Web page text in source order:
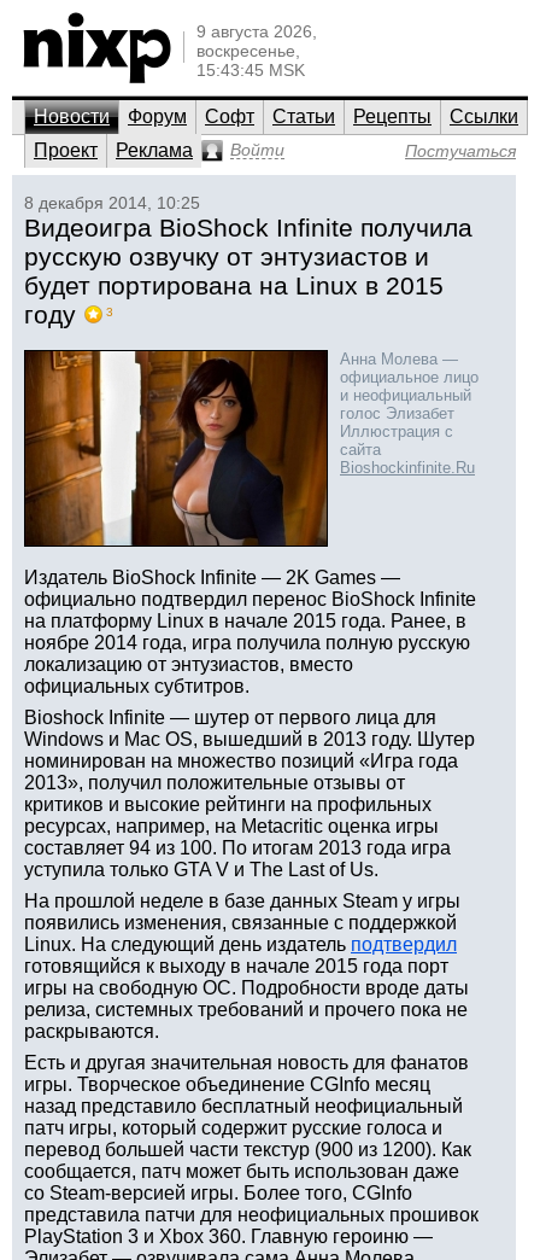
9 августа 2026,
воскресенье,
15:43:45 MSK
Новости Форум Софт Статьи Рецепты
Ссылки
Проект
Реклама Войти Постучаться
8 декабря 2014, 10:25
Видеоигра BioShock Infinite получила
русскую озвучку от энтузиастов и
будет портирована на Linux в 2015
году
3
Анна Молева —
официальное лицо
и неофициальный
голос Элизабет
Иллюстрация с
сайта
Bioshockinfinite.Ru
Издатель BioShock Infinite — 2K Games —
официально подтвердил перенос BioShock Infinite
на платформу Linux в начале 2015 года. Ранее, в
ноябре 2014 года, игра получила полную русскую
локализацию от энтузиастов, вместо
официальных субтитров.
Bioshock Infinite — шутер от первого лица для
Windows и Mac OS, вышедший в 2013 году. Шутер
номинирован на множество позиций «Игра года
2013», получил положительные отзывы от
критиков и высокие рейтинги на профильных
ресурсах, например, на Metacritic оценка игры
составляет 94 из 100. По итогам 2013 года игра
уступила только GTA V и The Last of Us.
На прошлой неделе в базе данных Steam у игры
появились изменения, связанные с поддержкой
Linux. На следующий день издатель подтвердил
готовящийся к выходу в начале 2015 года порт
игры на свободную ОС. Подробности вроде даты
релиза, системных требований и прочего пока не
раскрываются.
Есть и другая значительная новость для фанатов
игры. Творческое объединение CGInfo месяц
назад представило бесплатный неофициальный
патч игры, который содержит русские голоса и
перевод большей части текстур (900 из 1200). Как
сообщается, патч может быть использован даже
со Steam-версией игры. Более того, CGInfo
представила патчи для неофициальных прошивок
PlayStation 3 и Xbox 360. Главную героиню —